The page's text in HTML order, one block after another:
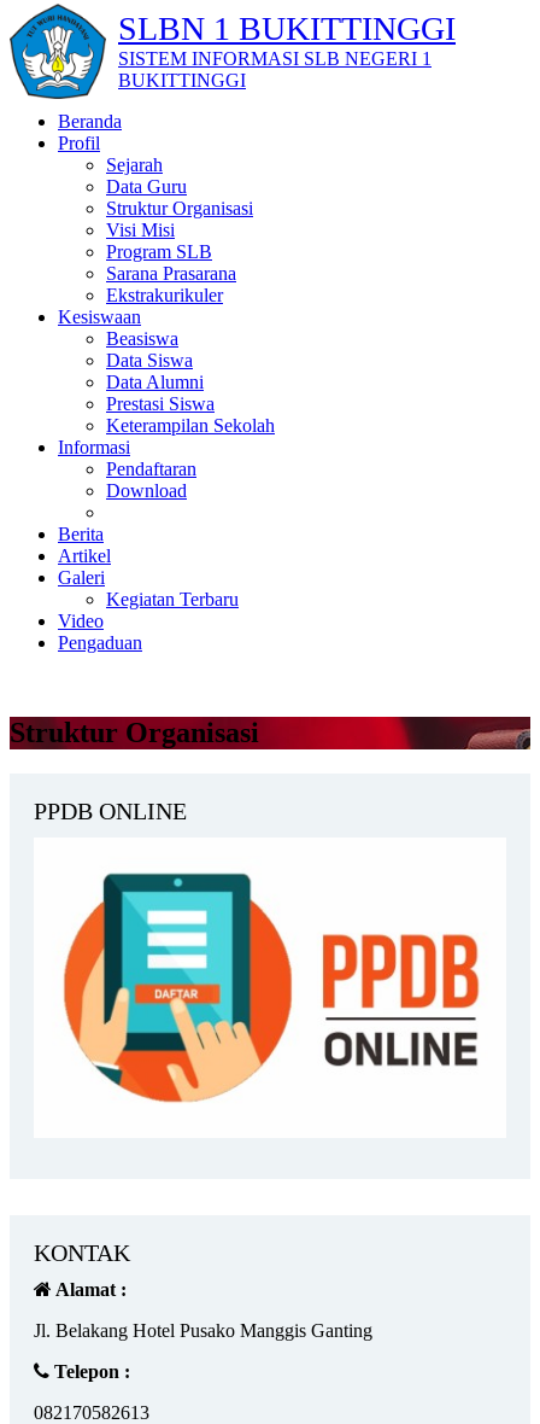
SLBN 1 BUKITTINGGI
SISTEM INFORMASI SLB NEGERI 1
BUKITTINGGI
Beranda
Profil
Sejarah
Data Guru
Struktur Organisasi
Visi Misi
Program SLB
Sarana Prasarana
Ekstrakurikuler
Kesiswaan
Beasiswa
Data Siswa
Data Alumni
Prestasi Siswa
Keterampilan Sekolah
Informasi
Pendaftaran
Download
Berita
Artikel
Galeri
Kegiatan Terbaru
Video
Pengaduan
Struktur Organisasi
PPDB ONLINE
KONTAK
Alamat :
Jl. Belakang Hotel Pusako Manggis Ganting
Telepon :
082170582613